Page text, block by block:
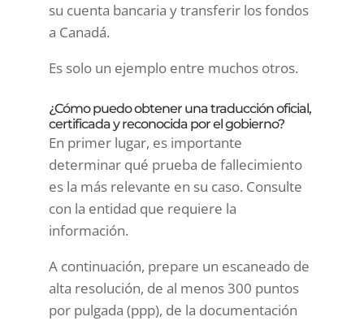
su cuenta bancaria y transferir los fondos
a Canadá.
Es solo un ejemplo entre muchos otros.
¿Cómo puedo obtener una traducción oficial,
certificada y reconocida por el gobierno?
En primer lugar, es importante
determinar qué prueba de fallecimiento
es la más relevante en su caso. Consulte
con la entidad que requiere la
información.
A continuación, prepare un escaneado de
alta resolución, de al menos 300 puntos
por pulgada (ppp), de la documentación